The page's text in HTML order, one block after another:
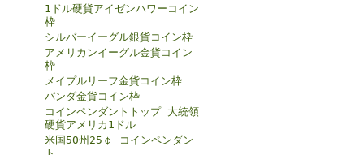
1ドル硬貨アイゼンハワーコイン
枠
シルバーイーグル銀貨コイン枠
アメリカンイーグル金貨コイン
枠
メイプルリーフ金貨コイン枠
パンダ金貨コイン枠
コインペンダントトップ 大統領
硬貨アメリカ1ドル
米国50州25￠ コインペンダン